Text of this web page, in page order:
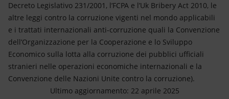
Decreto Legislativo 231/2001, l’FCPA e l’Uk Bribery Act 2010, le
altre leggi contro la corruzione vigenti nel mondo applicabili
e i trattati internazionali anti-corruzione quali la Convenzione
dell’Organizzazione per la Cooperazione e lo Sviluppo
Economico sulla lotta alla corruzione dei pubblici ufficiali
stranieri nelle operazioni economiche internazionali e la
Convenzione delle Nazioni Unite contro la corruzione).
Ultimo aggiornamento: 22 aprile 2025